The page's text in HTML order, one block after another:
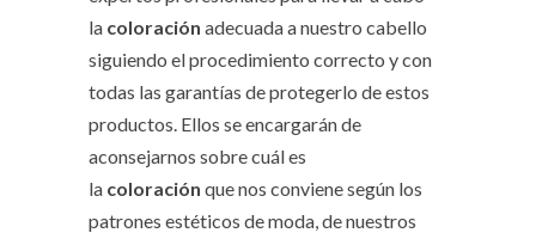
la coloración adecuada a nuestro cabello
siguiendo el procedimiento correcto y con
todas las garantías de protegerlo de estos
productos. Ellos se encargarán de
aconsejarnos sobre cuál es
la coloración que nos conviene según los
patrones estéticos de moda, de nuestros